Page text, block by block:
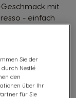
mit
- einfach
Sie der
durch Nestlé
den
über Ihr
für Sie